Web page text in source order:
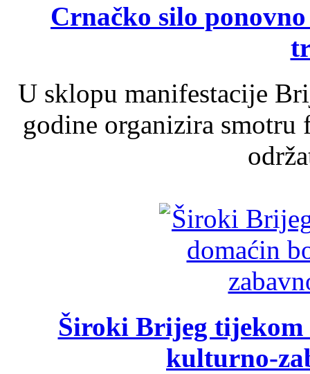
Crnačko silo
U sklopu manifestacije
godine organizira
Široki Brijeg tijekom
kulturno-